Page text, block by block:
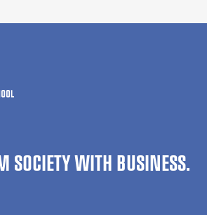
SOCIETY WITH BUSINESS.